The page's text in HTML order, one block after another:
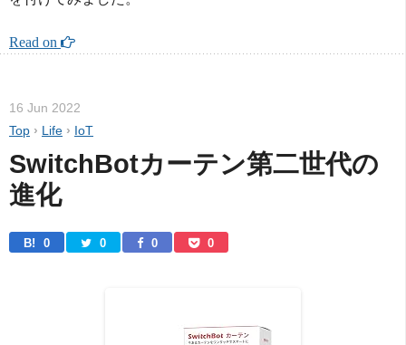
Read on
16 Jun 2022
Top › Life › IoT
SwitchBotカーテン第二世代の
進化
B! 0 0 0 0